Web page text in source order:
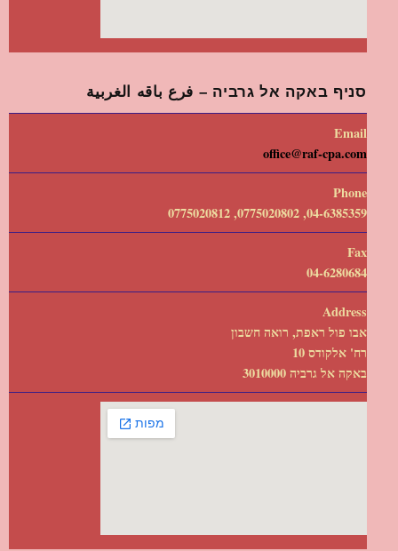
סניף באקה אל גרביה – فرع باقه الغربية
Email
office@raf-cpa.com
Phone
04-6385359, 0775020802, 0775020812
Fax
04-6280684
Address
אבו פול ראפת, רואה חשבון
רח' אלקודס 10
באקה אל גרביה 3010000